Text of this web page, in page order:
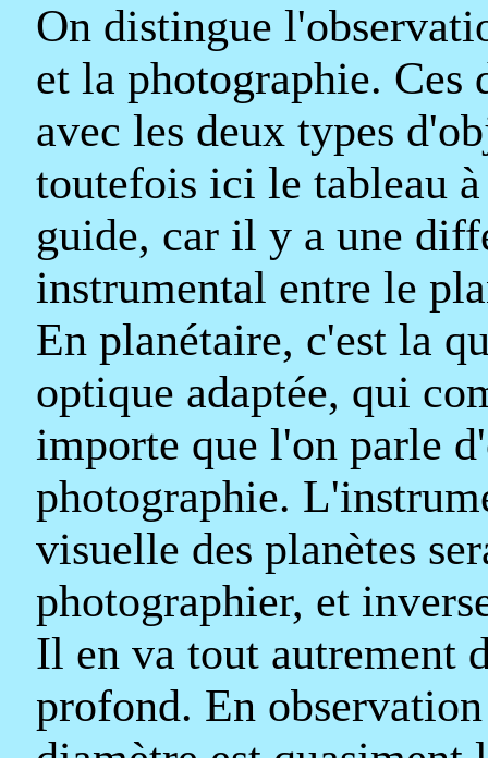
On distingue
et la photographie. Ces
avec les deux types
toutefois ici le tableau
guide, car il y a une
instrumental entre le
En planétaire, c'est la
optique adaptée, qui
importe que l'on parle
photographie.
visuelle des planètes
photographier, et
Il en va tout autrement
profond. En